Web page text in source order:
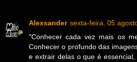
Alexsander sexta-feira, 05
"Conhecer cada vez mais os
Conhecer o profundo das
e extrair delas o que é